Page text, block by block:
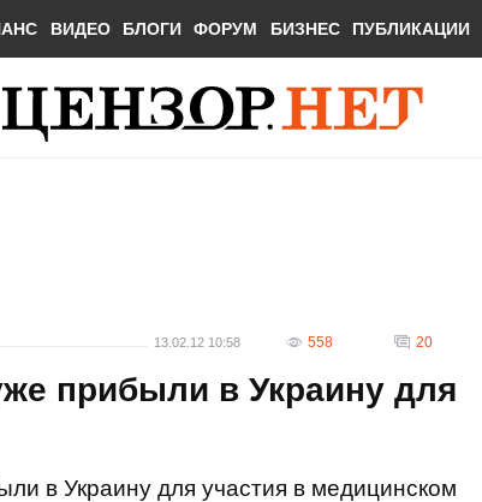
ВИДЕО БЛОГИ ФОРУМ БИЗНЕС ПУБЛИКАЦИИ
13.02.12 10:58 558 20
прибыли в Украину для
в Украину для участия в медицинском